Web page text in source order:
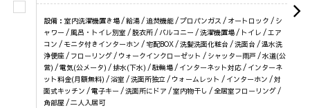
設備：室内洗濯機置き場 / 給湯 / 追焚機能 / プロパンガス / オートロック / シ
ャワー / 風呂・トイレ別室 / 脱衣所 / バルコニー / 洗濯機置場 / トイレ / エア
コン / モニタ付きインターホン / 宅配BOX / 洗髪洗面化粧台 / 洗面台 / 温水洗
浄便座 / フローリング / ウォークインクローゼット / シャッター雨戸 / 水道(公
営) / 電気(公メータ) / 排水(下水) / 駐輪場 / インターネット対応 / インターネ
ット料金(月額無料) / 浴室 / 洗面所独立 / ウォームレット / インターホン / 対
面式キッチン / 電子キー / 洗面所にドア / 室内物干し / 全居室フローリング /
角部屋 / 二人入居可